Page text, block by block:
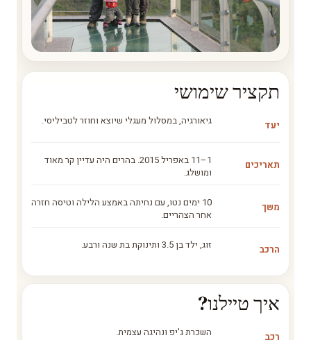
תקציר שימושי
יעד גיאורגיה, במסלול מעגלי שיוצא וחוזר לטביליסי.
תאריכים
1–11 באפריל 2015. בהרים היה עדיין קר מאוד
ומושלג.
משך
10 ימים נטו, עם נחיתה באמצע הלילה וטיסה חזרה
אחר הצהריים.
הרכב זוג, ילד בן 3.5 ותינוקת בת שנה ורבע.
איך טיילנו?
רכב השכרת ג'יפ ונהיגה עצמית.